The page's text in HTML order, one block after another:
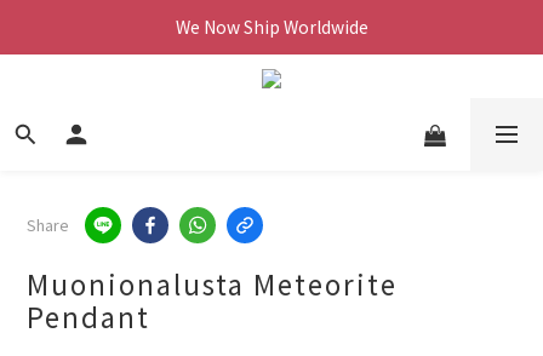
We Now Ship Worldwide
We Now Ship Worldwide
Follow Our Instagram & Enjoy 10% off
Share
Muonionalusta Meteorite
Pendant